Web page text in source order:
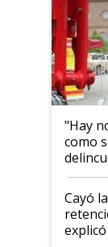
"Hay
como
al
habló
Cayó